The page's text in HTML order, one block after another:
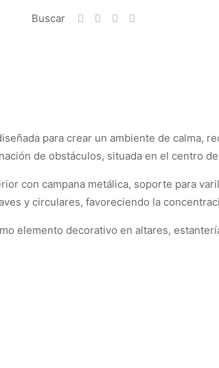
Ganesha
Buscar
para crear un ambiente de calma,
de obstáculos, situada en el centro
con campana metálica, soporte para
y circulares, favoreciendo la
elemento decorativo en altares,